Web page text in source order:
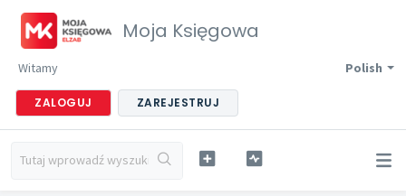
Moja Księgowa
Polish
Witamy
ZALOGUJ ZAREJESTRUJ